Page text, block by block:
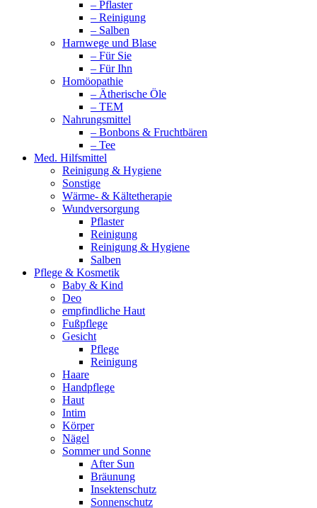
– Pflaster
– Reinigung
– Salben
Harnwege und Blase
– Für Sie
– Für Ihn
Homöopathie
– Ätherische Öle
– TEM
Nahrungsmittel
– Bonbons & Fruchtbären
– Tee
Med. Hilfsmittel
Reinigung & Hygiene
Sonstige
Wärme- & Kältetherapie
Wundversorgung
Pflaster
Reinigung
Reinigung & Hygiene
Salben
Pflege & Kosmetik
Baby & Kind
Deo
empfindliche Haut
Fußpflege
Gesicht
Pflege
Reinigung
Haare
Handpflege
Haut
Intim
Körper
Nägel
Sommer und Sonne
After Sun
Bräunung
Insektenschutz
Sonnenschutz